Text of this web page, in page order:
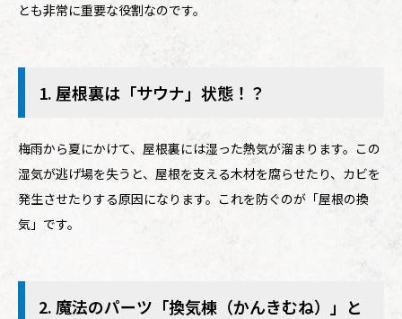
とも非常に重要な役割なのです。
1. 屋根裏は「サウナ」状態！？
梅雨から夏にかけて、屋根裏には湿った熱気が溜まります。この
湿気が逃げ場を失うと、屋根を支える木材を腐らせたり、カビを
発生させたりする原因になります。これを防ぐのが「屋根の換
気」です。
2. 魔法のパーツ「換気棟（かんきむね）」と